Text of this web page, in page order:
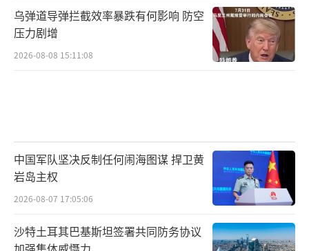
乌弹道导弹拦截效率暴跌有何影响 防空
压力剧增
2026-08-08 15:11:08
中国军队坚决反制任何闹海图谋 捍卫黄
岩岛主权
2026-08-07 17:05:06
沙特土耳其巴基斯坦签署共同防务协议